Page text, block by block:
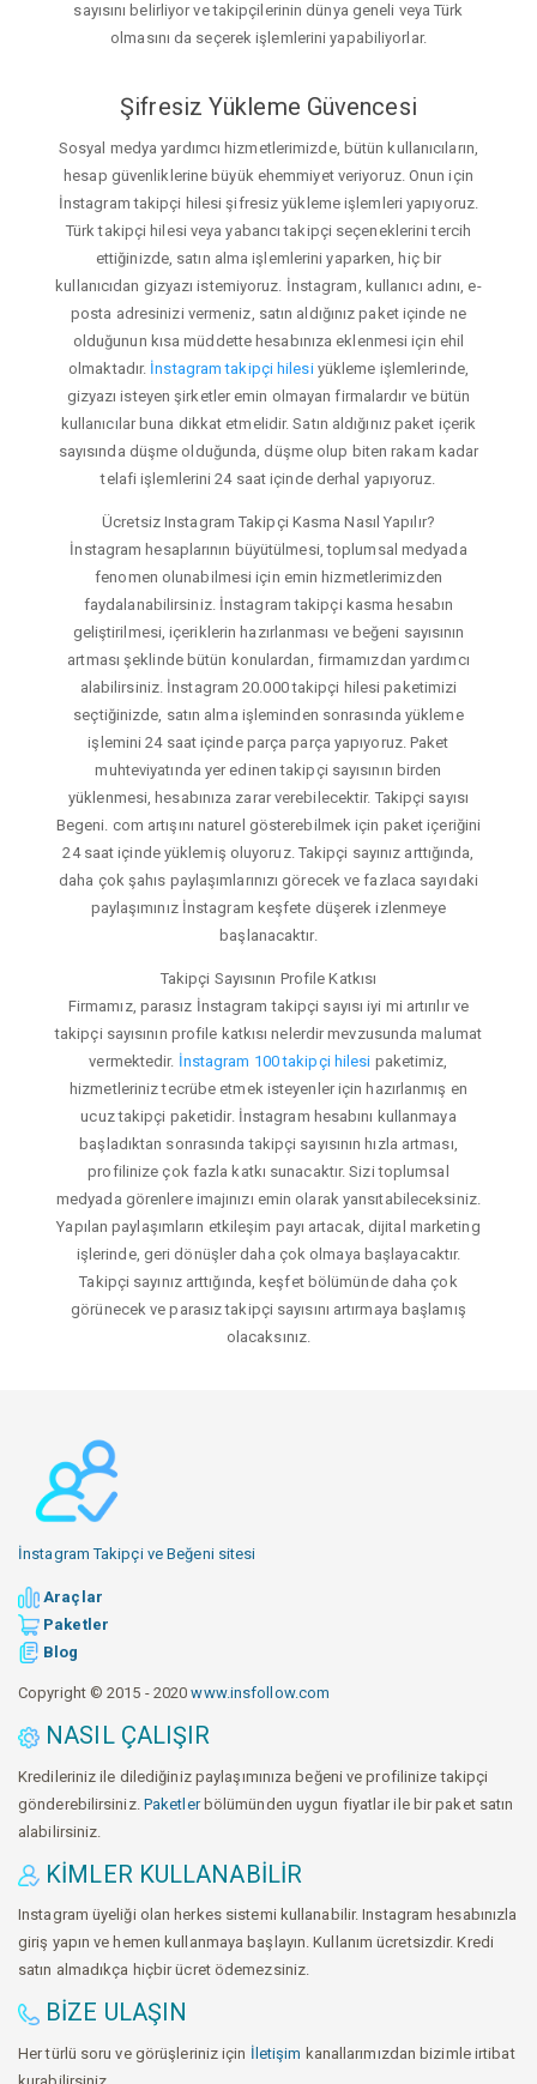
sayısını belirliyor ve takipçilerinin dünya geneli veya Türk
olmasını da seçerek işlemlerini yapabiliyorlar.
Şifresiz Yükleme Güvencesi
Sosyal medya yardımcı hizmetlerimizde, bütün kullanıcıların,
hesap güvenliklerine büyük ehemmiyet veriyoruz. Onun için
İnstagram takipçi hilesi şifresiz yükleme işlemleri yapıyoruz.
Türk takipçi hilesi veya yabancı takipçi seçeneklerini tercih
ettiğinizde, satın alma işlemlerini yaparken, hiç bir
kullanıcıdan gizyazı istemiyoruz. İnstagram, kullanıcı adını, e-
posta adresinizi vermeniz, satın aldığınız paket içinde ne
olduğunun kısa müddette hesabınıza eklenmesi için ehil
olmaktadır. İnstagram takipçi hilesiyükleme işlemlerinde,
gizyazı isteyen şirketler emin olmayan firmalardır ve bütün
kullanıcılar buna dikkat etmelidir. Satın aldığınız paket içerik
sayısında düşme olduğunda, düşme olup biten rakam kadar
telafi işlemlerini 24 saat içinde derhal yapıyoruz.
Ücretsiz Instagram Takipçi Kasma Nasıl Yapılır?
İnstagram hesaplarının büyütülmesi, toplumsal medyada
fenomen olunabilmesi için emin hizmetlerimizden
faydalanabilirsiniz. İnstagram takipçi kasma hesabın
geliştirilmesi, içeriklerin hazırlanması ve beğeni sayısının
artması şeklinde bütün konulardan, firmamızdan yardımcı
alabilirsiniz. İnstagram 20.000 takipçi hilesi paketimizi
seçtiğinizde, satın alma işleminden sonrasında yükleme
işlemini 24 saat içinde parça parça yapıyoruz. Paket
muhteviyatında yer edinen takipçi sayısının birden
yüklenmesi, hesabınıza zarar verebilecektir. Takipçi sayısı
Begeni. com artışını naturel gösterebilmek için paket içeriğini
24 saat içinde yüklemiş oluyoruz. Takipçi sayınız arttığında,
daha çok şahıs paylaşımlarınızı görecek ve fazlaca sayıdaki
paylaşımınız İnstagram keşfete düşerek izlenmeye
başlanacaktır.
Takipçi Sayısının Profile Katkısı
Firmamız, parasız İnstagram takipçi sayısı iyi mi artırılır ve
takipçi sayısının profile katkısı nelerdir mevzusunda malumat
vermektedir. İnstagram 100 takipçi hilesi paketimiz,
hizmetleriniz tecrübe etmek isteyenler için hazırlanmış en
ucuz takipçi paketidir. İnstagram hesabını kullanmaya
başladıktan sonrasında takipçi sayısının hızla artması,
profilinize çok fazla katkı sunacaktır. Sizi toplumsal
medyada görenlere imajınızı emin olarak yansıtabileceksiniz.
Yapılan paylaşımların etkileşim payı artacak, dijital marketing
işlerinde, geri dönüşler daha çok olmaya başlayacaktır.
Takipçi sayınız arttığında, keşfet bölümünde daha çok
görünecek ve parasız takipçi sayısını artırmaya başlamış
olacaksınız.
İnstagram Takipçi ve Beğeni sitesi
Araçlar
Paketler
Blog
Copyright © 2015 - 2020www.insfollow.com
NASIL ÇALIŞIR
Kredileriniz ile dilediğiniz paylaşımınıza beğeni ve profilinize takipçi
gönderebilirsiniz. Paketlerbölümünden uygun fiyatlar ile bir paket satın
alabilirsiniz.
KIMLER KULLANABILIR
Instagram üyeliği olan herkes sistemi kullanabilir. Instagram hesabınızla
giriş yapın ve hemen kullanmaya başlayın. Kullanım ücretsizdir. Kredi
satın almadıkça hiçbir ücret ödemezsiniz.
BIZE ULAŞIN
Her türlü soru ve görüşleriniz için İletişim kanallarımızdan bizimle irtibat